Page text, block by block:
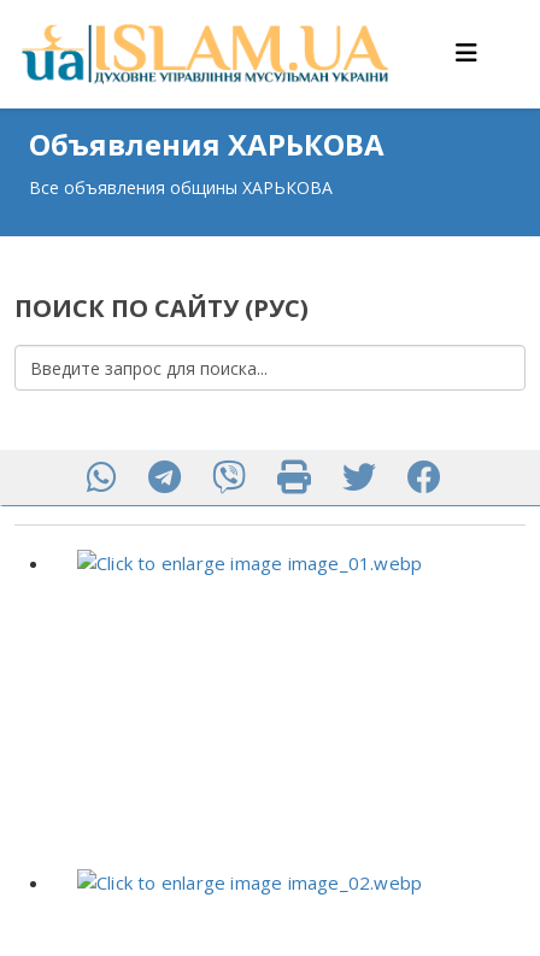
Объявления ХАРЬКОВА
Все объявления общины ХАРЬКОВА
ПОИСК ПО САЙТУ (РУС)